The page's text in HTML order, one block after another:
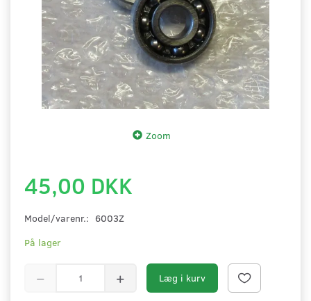
Zoom
45,00 DKK
Model/varenr.: 6003Z
På lager
Læg i kurv